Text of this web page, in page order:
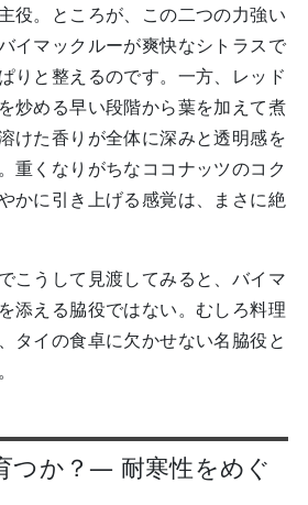
役。ところが、この二つの力強い
イマックルーが爽快なシトラスで
りと整えるのです。一方、レッド
炒める早い段階から葉を加えて煮
けた香りが全体に深みと透明感を
重くなりがちなココナッツのコク
かに引き上げる感覚は、まさに絶
こうして見渡してみると、バイマ
添える脇役ではない。むしろ料理
タイの食卓に欠かせない名脇役と
つか？— 耐寒性をめぐ